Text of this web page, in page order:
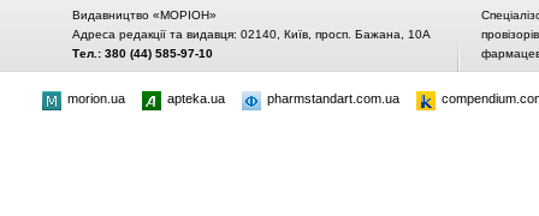
Видавництво «МОРІОН»
Адреса редакції та видавця: 02140, Київ, просп. Бажана, 10А
Тел.: 380 (44) 585-97-10
morion.ua apteka.ua pharmstandart.com.ua